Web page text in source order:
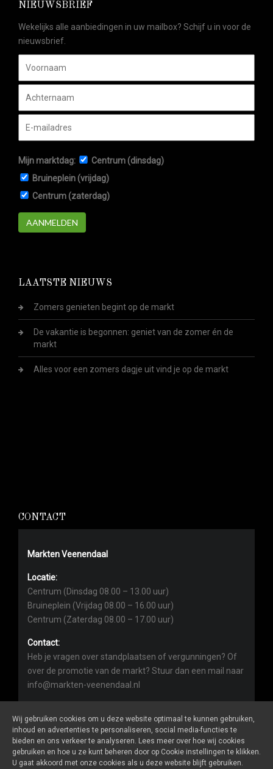
NIEUWSBRIEF
Wekelijks alle aanbiedingen in uw mailbox? Schijf u in voor de
nieuwsbrief.
Mijn marktdag:
Centrum (dinsdag)
Bruineplein (vrijdag)
Centrum (zaterdag)
AANMELDEN
LAATSTE NIEUWS
Zomers genieten begint op de markt
De vakantie is begonnen: geniet van de zomer én de
markt
Alles voor een zomers dagje uit vind je op de markt
CONTACT
Markten Veenendaal
Locatie:
Centrum (Dinsdag 08.00 – 13.00 uur)
Bruineplein (Vrijdag 08.00 – 16.00 uur)
Centrum (Zaterdag 08.00 – 17.00 uur)
Contact:
Heb je vragen over standplaatsen of vergunningen? Of
over de promotie van de markt? Stuur dan een mail naar
info@markten-veenendaal.nl
Markten-veenendaal.nlis een website vanDe Markt Online
Wij gebruiken cookies om u deze website optimaal te kunnen gebruiken,
inhoud en advertenties te personaliseren, social media-functies te
bieden en ons verkeer te analyseren. Lees meer over hoe wij cookies
gebruiken en hoe u ze kunt beheren door op Cookie instellingen te klikken.
U gaat akkoord met onze cookies als u deze website blijft gebruiken.